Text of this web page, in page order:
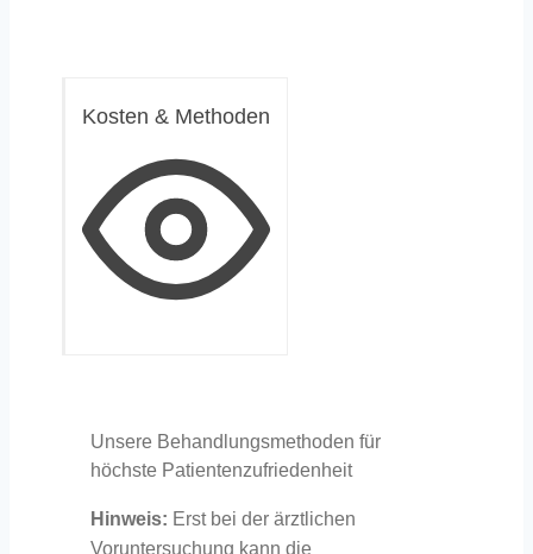
Kosten & Methoden
Unsere Behandlungsmethoden für
höchste Patientenzufriedenheit
Hinweis: Erst bei der ärztlichen
Voruntersuchung kann die